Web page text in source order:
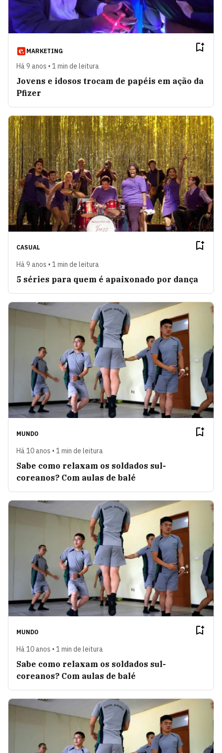
MARKETING
Há 9 anos • 1 min de leitura
Jovens e idosos trocam de papéis em ação da
Pfizer
CASUAL
Há 9 anos • 1 min de leitura
5 séries para quem é apaixonado por dança
MUNDO
Há 10 anos • 1 min de leitura
Sabe como relaxam os soldados sul-
coreanos? Com aulas de balé
MUNDO
Há 10 anos • 1 min de leitura
Sabe como relaxam os soldados sul-
coreanos? Com aulas de balé